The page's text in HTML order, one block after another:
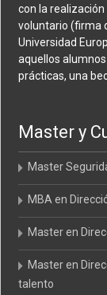
con la
voluntario (firma
Universidad
aquellos
prácticas, una
Master y
Master
MBA en
Master en
Master en
talento